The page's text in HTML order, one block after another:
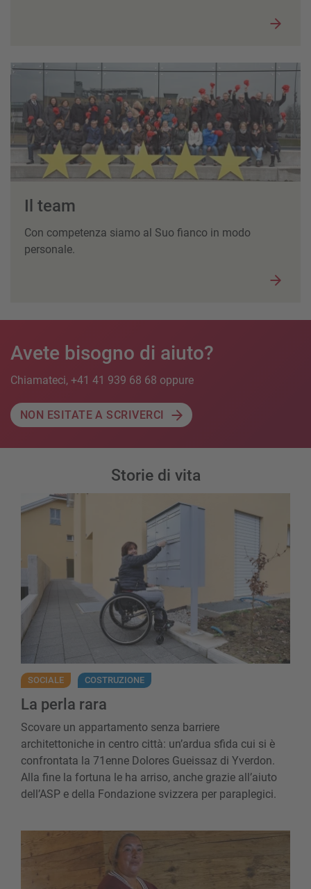
Il team
Con competenza siamo al Suo fianco in modo
personale.
Avete bisogno di aiuto?
Chiamateci, +41 41 939 68 68 oppure
NON ESITATE A SCRIVERCI
Storie di vita
La perla rara
SOCIALE COSTRUZIONE
La perla rara
Scovare un appartamento senza barriere
architettoniche in centro città: un’ardua sfida cui si è
confrontata la 71enne Dolores Gueissaz di Yverdon.
Alla fine la fortuna le ha arriso, anche grazie all’aiuto
dell’ASP e della Fondazione svizzera per paraplegici.
Il mio consiglio alla persona colpita: